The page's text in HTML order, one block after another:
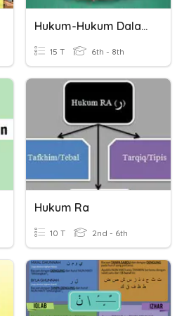
Hukum-Hukum Dalam Islam
15 T 6th - 8th
Hukum Ra
10 T 2nd - 6th